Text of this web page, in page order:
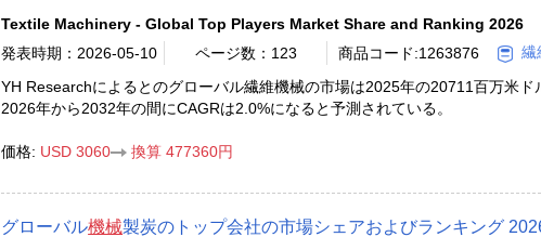
Textile Machinery - Global Top Players Market Share and Ranking 2026
発表時期：2026-05-10
ページ数：123 商品コード:1263876
繊
YH Researchによるとのグローバル繊維機械の市場は2025年の20711百万米ド
2026年から2032年の間にCAGRは2.0%になると予測されている。
価格: USD 3060 換算 477360円
グローバル機械製炭のトップ会社の市場シェアおよびランキング